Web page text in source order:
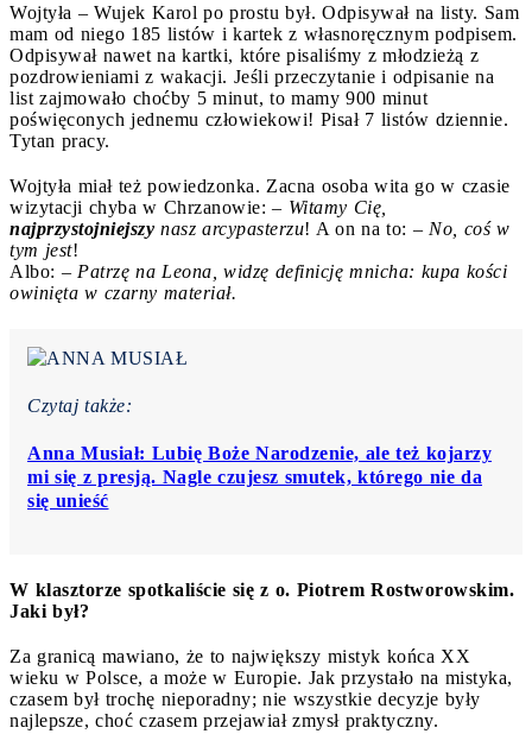
Wojtyła – Wujek Karol po prostu był. Odpisywał na listy. Sam
mam od niego 185 listów i kartek z własnoręcznym podpisem.
Odpisywał nawet na kartki, które pisaliśmy z młodzieżą z
pozdrowieniami z wakacji. Jeśli przeczytanie i odpisanie na
list zajmowało choćby 5 minut, to mamy 900 minut
poświęconych jednemu człowiekowi! Pisał 7 listów dziennie.
Tytan pracy.
Wojtyła miał też powiedzonka. Zacna osoba wita go w czasie
wizytacji chyba w Chrzanowie: – Witamy Cię,
najprzystojniejszy nasz arcypasterzu! A on na to: – No, coś w
tym jest!
Albo: – Patrzę na Leona, widzę definicję mnicha: kupa kości
owinięta w czarny materiał.
Czytaj także:
Anna Musiał: Lubię Boże Narodzenie, ale też kojarzy
mi się z presją. Nagle czujesz smutek, którego nie da
się unieść
W klasztorze spotkaliście się z o. Piotrem Rostworowskim.
Jaki był?
Za granicą mawiano, że to największy mistyk końca XX
wieku w Polsce, a może w Europie. Jak przystało na mistyka,
czasem był trochę nieporadny; nie wszystkie decyzje były
najlepsze, choć czasem przejawiał zmysł praktyczny.